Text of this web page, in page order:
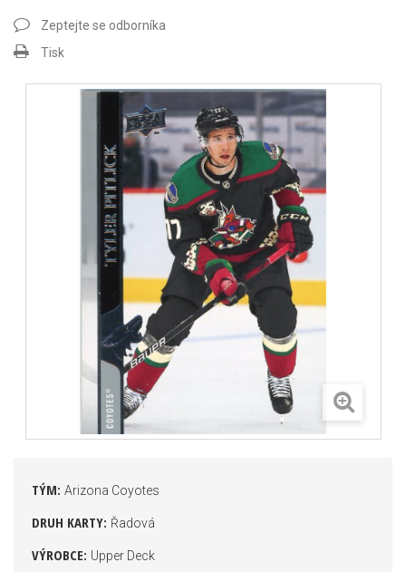
Zeptejte se odborníka
Tisk
TÝM: Arizona Coyotes
DRUH KARTY: Řadová
VÝROBCE: Upper Deck